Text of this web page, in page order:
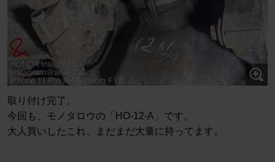
取り付け完了。
今回も、モノタロウの「HO-12-A」です。
大人買いしたこれ、まだまだ大量に持ってます。